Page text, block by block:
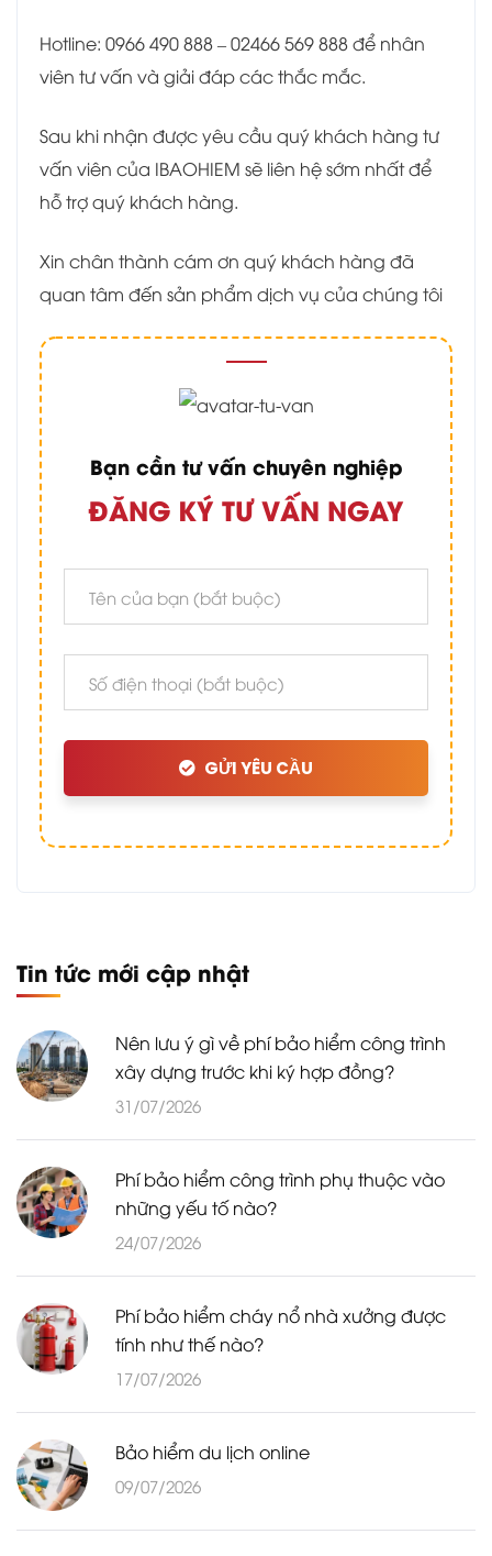
Hotline: 0966 490 888 – 02466 569 888 để nhân
viên tư vấn và giải đáp các thắc mắc.
Sau khi nhận được yêu cầu quý khách hàng tư
vấn viên của IBAOHIEM sẽ liên hệ sớm nhất để
hỗ trợ quý khách hàng.
Xin chân thành cám ơn quý khách hàng đã
quan tâm đến sản phẩm dịch vụ của chúng tôi
Bạn cần tư vấn chuyên nghiệp
ĐĂNG KÝ TƯ VẤN NGAY
GỬI YÊU CẦU
Tin tức mới cập nhật
Nên lưu ý gì về phí bảo hiểm công trình
xây dựng trước khi ký hợp đồng?
31/07/2026
Phí bảo hiểm công trình phụ thuộc vào
những yếu tố nào?
24/07/2026
Phí bảo hiểm cháy nổ nhà xưởng được
tính như thế nào?
17/07/2026
Bảo hiểm du lịch online
09/07/2026